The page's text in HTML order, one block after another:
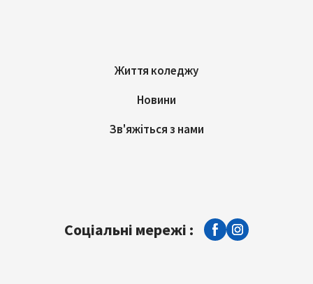
Життя коледжу
Новини
Зв'яжіться з нами
Соціальні мережі :